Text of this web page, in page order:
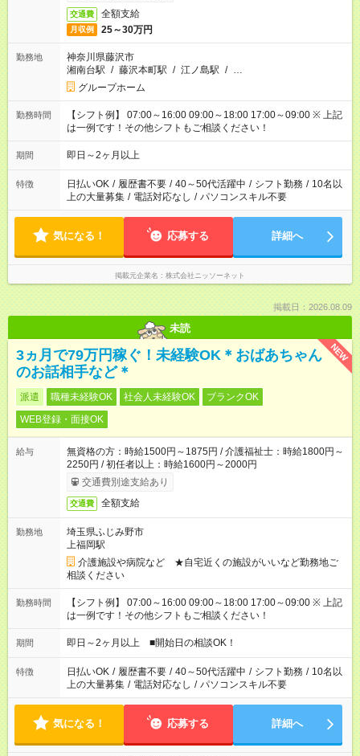
交通費 全額支給
月収例 25～30万円
勤務地
神奈川県藤沢市
湘南台駅 / 藤沢本町駅 / 江ノ島駅 / …
グループホーム
勤務時間
【シフト例】 07:00～16:00 09:00～18:00 17:00～09:00 ※ 上記
は一例です！その他シフトもご相談ください！
期間 即日～2ヶ月以上
特徴 日払いOK / 履歴書不要 / 40～50代活躍中 / シフト勤務 / 10名以
上の大量募集 / 電話対応なし / パソコンスキル不要
気になる！ 応募する 詳細へ
掲載元企業名 株式会社ニッソーネット
掲載日：2026.08.09
未読
NEW
3ヵ月で79万円稼ぐ！未経験OK＊おばあちゃん
のお話相手など＊
派遣 職種未経験OK 社会人未経験OK
ブランクOK
WEB登録・面接OK
給与
無資格の方：時給1500円～1875円 / 介護福祉士：時給1800円～
2250円 / 初任者以上：時給1600円～2000円
交通費別途支給あり
交通費 全額支給
勤務地
埼玉県ふじみ野市
上福岡駅
介護施設や病院など ★自宅近くの施設がいいなど勤務地ご
相談ください
勤務時間
【シフト例】 07:00～16:00 09:00～18:00 17:00～09:00 ※ 上記
は一例です！その他シフトもご相談ください！
期間 即日～2ヶ月以上 ■開始日の相談OK！
特徴 日払いOK / 履歴書不要 / 40～50代活躍中 / シフト勤務 / 10名以
上の大量募集 / 電話対応なし / パソコンスキル不要
気になる！ 応募する 詳細へ